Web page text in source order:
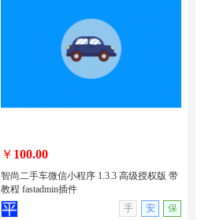
KPI绩效考核系统 1.0.0 高级授权版 带文
档 fastadmin插件
无演示
￥ 100.00
智尚二手车微信小程序 1.3.3 高级授权版 带
教程 fastadmin插件
手
安 保